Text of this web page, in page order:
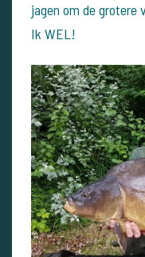
jagen om de grotere
Ik WEL!